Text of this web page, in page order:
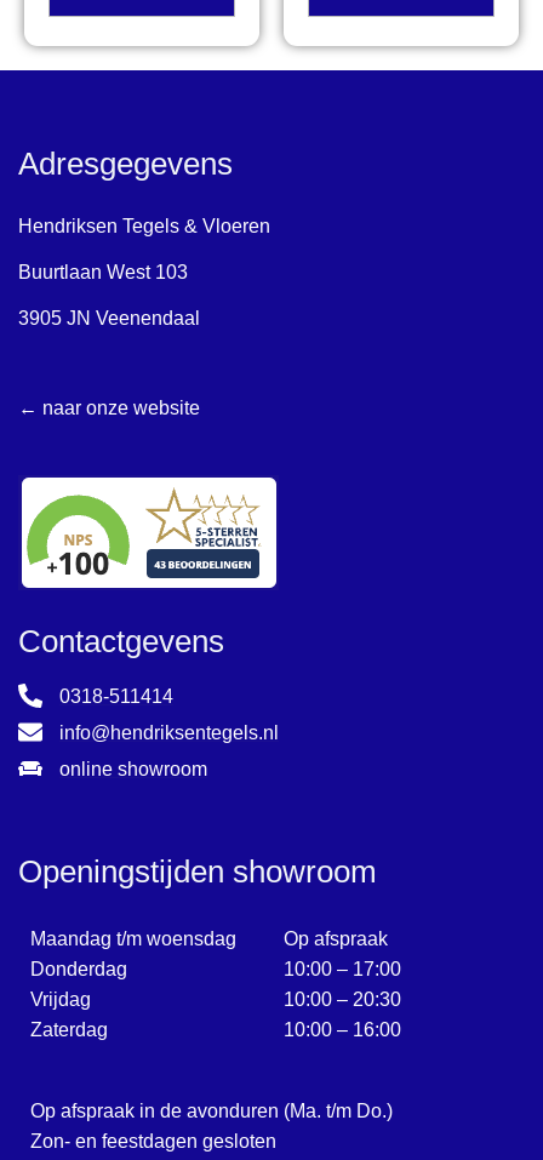
Adresgegevens
Hendriksen Tegels & Vloeren
Buurtlaan West 103
3905 JN Veenendaal
← naar onze website
Contactgevens
0318-511414
info@hendriksentegels.nl
online showroom
Openingstijden showroom
Maandag t/m woensdag
Donderdag
Vrijdag
Zaterdag
Op afspraak
10:00 – 17:00
10:00 – 20:30
10:00 – 16:00
Op afspraak in de avonduren (Ma. t/m Do.)
Zon- en feestdagen gesloten